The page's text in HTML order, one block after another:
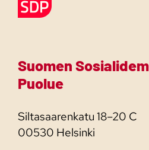
Suomen
Puolue
Siltasaarenkatu 18–20 C
00530 Helsinki